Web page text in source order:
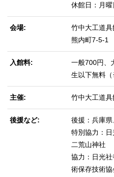
休館日：月曜
会場
竹中大工道
熊内町7-5-1
入館料
一般700円、
生以下無料
主催 竹中大工道具
後援など
後援：兵庫
特別協力：
二荒山神社
協力：日光
術保存技術